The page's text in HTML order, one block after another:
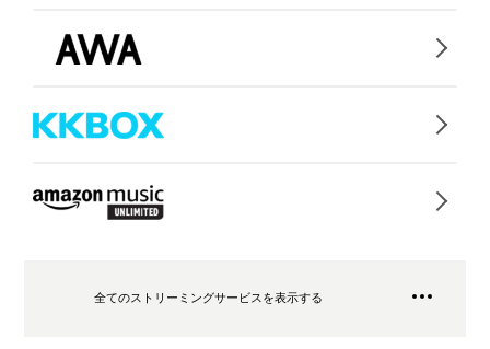
全てのストリーミングサービスを表示する